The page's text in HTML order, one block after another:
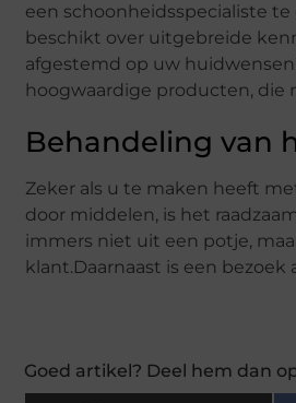
een schoonheidsspecialiste
beschikt over uitgebreide
afgestemd op uw
hoogwaardige producten,
Behandeling van
Zeker als u te maken heeft
door middelen, is het
immers niet uit een potje,
klant.Daarnaast is een
Goed artikel? Deel hem dan